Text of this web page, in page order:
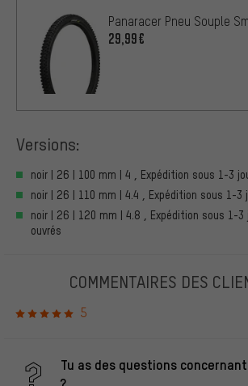
Panaracer Pneu Souple
29,99€
Versions:
noir | 26 | 100 mm | 4 , Expédition sous 1-3
noir | 26 | 110 mm | 4.4 , Expédition sous 1-3
noir | 26 | 120 mm | 4.8 , Expédition sous 1-3
ouvrés
COMMENTAIRES DES
5
Tu as des questions